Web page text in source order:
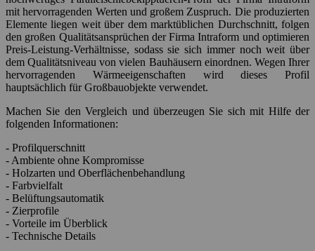
mit hervorragenden Werten und großem Zuspruch. Die produzierten
Elemente liegen weit über dem marktüblichen Durchschnitt, folgen
den großen Qualitätsansprüchen der Firma Intraform und optimieren
Preis-Leistung-Verhältnisse, sodass sie sich immer noch weit über
dem Qualitätsniveau von vielen Bauhäusern einordnen. Wegen Ihrer
hervorragenden Wärmeeigenschaften wird dieses Profil
hauptsächlich für Großbauobjekte verwendet.
Machen Sie den Vergleich und überzeugen Sie sich mit Hilfe der
folgenden Informationen:
- Profilquerschnitt
- Ambiente ohne Kompromisse
- Holzarten und Oberflächenbehandlung
- Farbvielfalt
- Belüftungsautomatik
- Zierprofile
- Vorteile im Überblick
- Technische Details